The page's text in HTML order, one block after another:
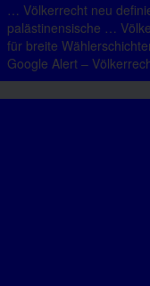
… Völkerrecht neu
palästinensische …
für breite
Google Alert –